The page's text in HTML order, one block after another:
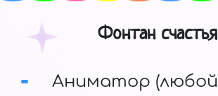
Фонтан счастья
Аниматор (любой